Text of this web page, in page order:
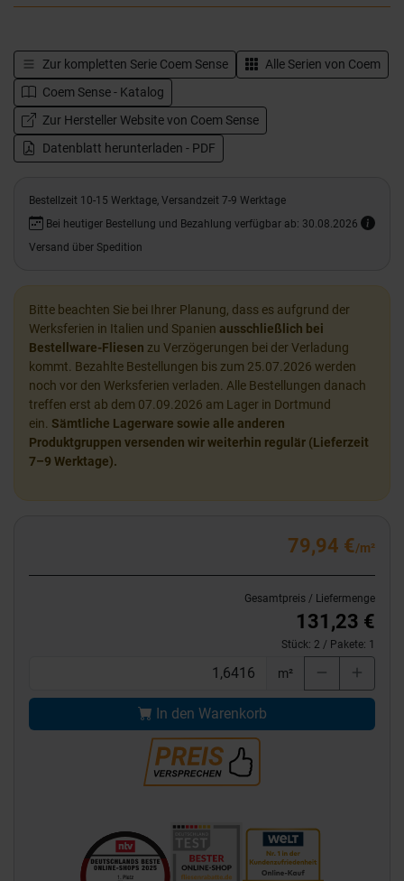
Zur kompletten Serie Coem Sense Alle Serien von Coem
Coem Sense - Katalog
Zur Hersteller Website von Coem Sense
Datenblatt herunterladen - PDF
Bestellzeit 10-15 Werktage, Versandzeit 7-9 Werktage
Bei heutiger Bestellung und Bezahlung verfügbar ab: 30.08.2026
Versand über Spedition
Bitte beachten Sie bei Ihrer Planung, dass es aufgrund der
Werksferien in Italien und Spanien ausschließlich bei
Bestellware-Fliesen zu Verzögerungen bei der Verladung
kommt. Bezahlte Bestellungen bis zum 25.07.2026 werden
noch vor den Werksferien verladen. Alle Bestellungen danach
treffen erst ab dem 07.09.2026 am Lager in Dortmund
ein. Sämtliche Lagerware sowie alle anderen
Produktgruppen versenden wir weiterhin regulär (Lieferzeit
7–9 Werktage).
79,94 €/m²
Gesamtpreis / Liefermenge
131,23 €
Stück: 2 / Pakete: 1
m²
In den Warenkorb